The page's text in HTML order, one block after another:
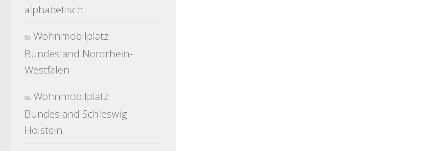
alphabetisch
Wohnmobilplatz
Bundesland Nordrhein-
Westfalen
Wohnmobilplatz
Bundesland Schleswig
Holstein